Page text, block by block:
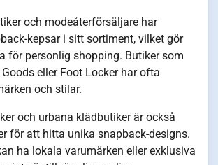
och modeåterförsäljare har
kepsar i sitt sortiment, vilket gör
för personlig shopping. Butiker som
Goods eller Foot Locker har ofta
och stilar.
och urbana klädbutiker är också
för att hitta unika snapback-designs.
ha lokala varumärken eller exklusiva